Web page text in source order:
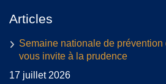
Articles
Semaine nationale de
vous invite à la prudence
17 juillet 2026